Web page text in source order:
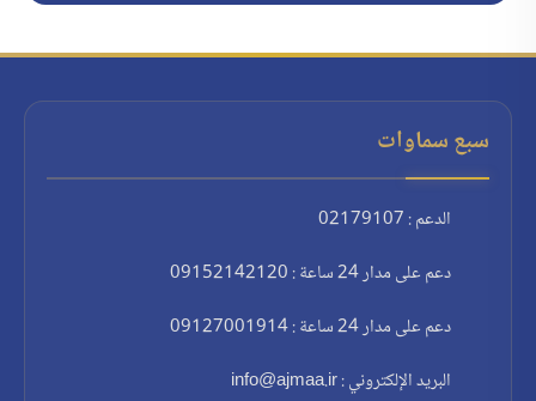
سبع سماوات
الدعم : 02179107
دعم على مدار 24 ساعة : 09152142120
دعم على مدار 24 ساعة : 09127001914
البريد الإلكتروني : info@ajmaa.ir